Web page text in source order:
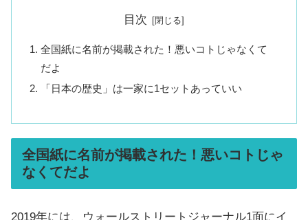
目次
全国紙に名前が掲載された！悪いコトじゃなくて
だよ
「日本の歴史」は一家に1セットあっていい
全国紙に名前が掲載された！悪いコトじゃ
なくてだよ
2019年には、ウォールストリートジャーナル1面にイ